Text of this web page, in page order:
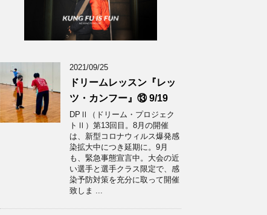
2021/09/25
ドリームレッスン『レッ
ツ・カンフー』⑬ 9/19
DPⅡ（ドリーム・プロジェク
トⅡ）第13回目。8月の開催
は、新型コロナウィルス爆発感
染拡大中につき延期に。9月
も、緊急事態宣言中。大会の近
い選手と選手クラス限定で、感
染予防対策を充分に取って開催
致しま ...